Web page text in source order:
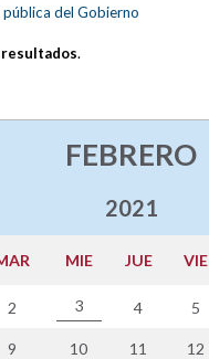
pública del Gobierno
resultados.
FEBRERO
2021
MIE JUE VIE
2 3 4 5
9 10 11 12